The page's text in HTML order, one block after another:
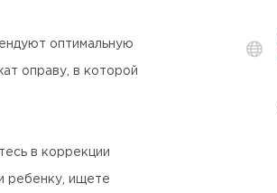
оптимальную
оправу, в которой
в коррекции
ребенку, ищете